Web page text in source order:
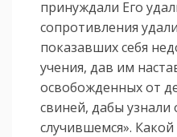
принуждали Его
сопротивления
показавших себя
учения, дав им
освобожденных от
свиней, дабы узнали
случившемся».